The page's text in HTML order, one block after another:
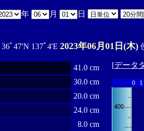
年 月 日
36ﾟ47'N 137ﾟ4'E 2023年06月01日(木)
41.0 cm
30.0 cm
20.0 cm
24.0 cm
8.0 cm
[データ
0 1